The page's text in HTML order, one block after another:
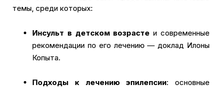
темы, среди которых:
Инсульт в детском возрасте и современные
рекомендации по его лечению — доклад Илоны
Копыта.
Подходы к лечению эпилепсии: основные